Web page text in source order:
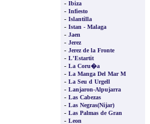
- Ibiza
- Infiesto
- Islantilla
- Istan - Malaga
- Jaen
- Jerez
- Jerez de la Fronte
- L'Estartit
- La Coru�a
- La Manga Del Mar M
- La Seu d Urgell
- Lanjaron-Alpujarra
- Las Cabezas
- Las Negras(Nijar)
- Las Palmas de Gran
- Leon